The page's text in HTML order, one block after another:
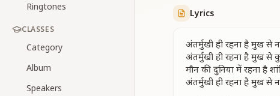
Ringtones
CLASSES
Category
Album
Speakers
Lyrics
अंतर्मुखी ही रहना है मुख से
अंतर्मुखी ही रहना है मुख से
मौन की दुनिया में रहना है
अंतर्मुखी ही रहना है मुख से